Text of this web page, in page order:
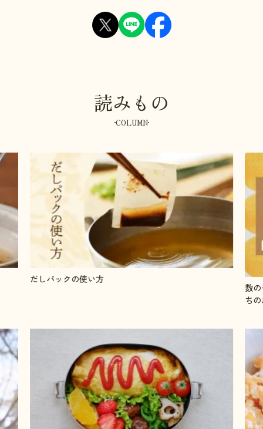
読みもの
COLUMN
だしパックの使い方
数
ち